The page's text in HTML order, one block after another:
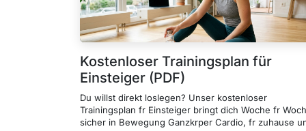
Kostenloser Trainingsplan für
Einsteiger (PDF)
Du willst direkt loslegen? Unser kostenloser
Trainingsplan fr Einsteiger bringt dich Woche fr
sicher in Bewegung Ganzkrper Cardio, fr zuhause